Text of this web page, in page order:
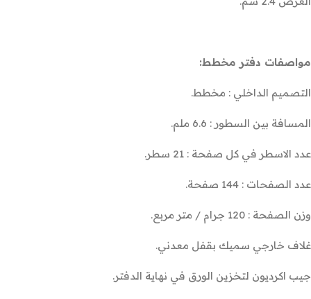
مواصفات دفتر مخطط:
التصميم الداخلي : مخطط.
المسافة بين السطور : 6.6 ملم.
عدد الاسطر في كل صفحة : 21 سطر.
عدد الصفحات : 144 صفحة.
وزن الصفحة : 120 جرام / متر مربع.
غلاف خارجي سميك بقفل معدني.
جيب اكرديون لتخزين الورق في نهاية الدفتر.